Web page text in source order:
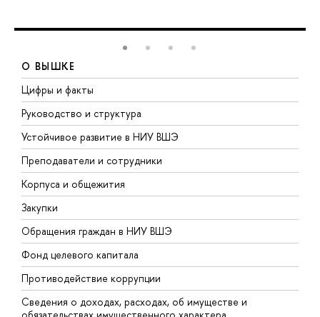
О ВЫШКЕ
Цифры и факты
Руководство и структура
Устойчивое развитие в НИУ ВШЭ
Преподаватели и сотрудники
Корпуса и общежития
Закупки
Обращения граждан в НИУ ВШЭ
Фонд целевого капитала
Противодействие коррупции
Сведения о доходах, расходах, об имуществе и
обязательствах имущественного характера